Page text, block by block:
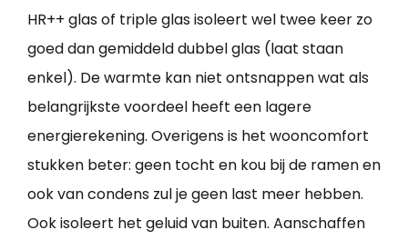
HR++ glas of triple glas isoleert wel twee keer zo
goed dan gemiddeld dubbel glas (laat staan
enkel). De warmte kan niet ontsnappen wat als
belangrijkste voordeel heeft een lagere
energierekening. Overigens is het wooncomfort
stukken beter: geen tocht en kou bij de ramen en
ook van condens zul je geen last meer hebben.
Ook isoleert het geluid van buiten. Aanschaffen